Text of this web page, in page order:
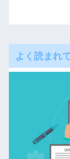
よく読まれ